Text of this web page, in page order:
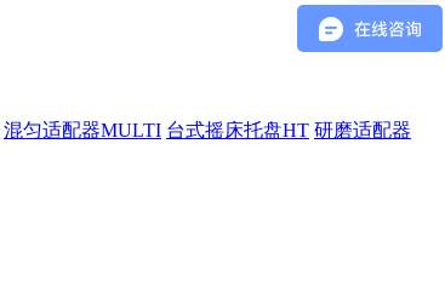
混匀适配器MULTI 台式摇床托盘HT 研磨适配器